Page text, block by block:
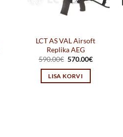
LCT AS VAL Airsoft
Replika AEG
590.00€ Algne
oli:
590.00€.
570.00€Praegune
LISA KORVI